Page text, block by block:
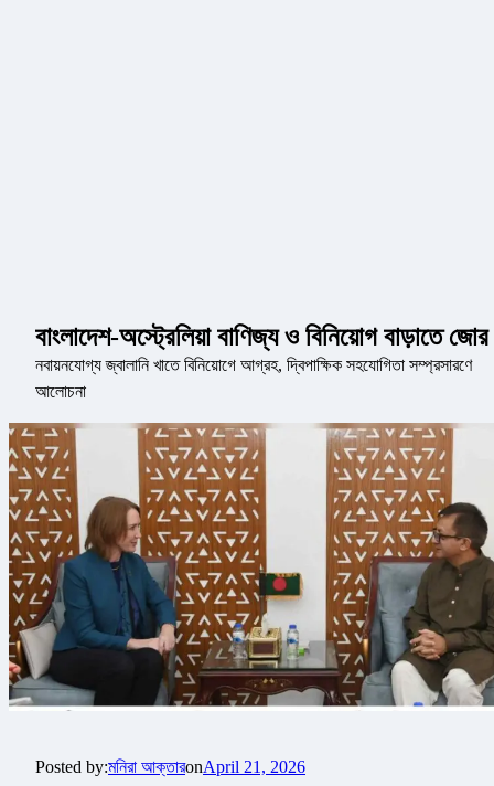
বাংলাদেশ-অস্ট্রেলিয়া বাণিজ্য ও বিনিয়োগ বাড়াতে জোর
নবায়নযোগ্য জ্বালানি খাতে বিনিয়োগে আগ্রহ, দ্বিপাক্ষিক সহযোগিতা সম্প্রসারণে
আলোচনা
Posted by:মনিরা আক্তারonApril 21, 2026